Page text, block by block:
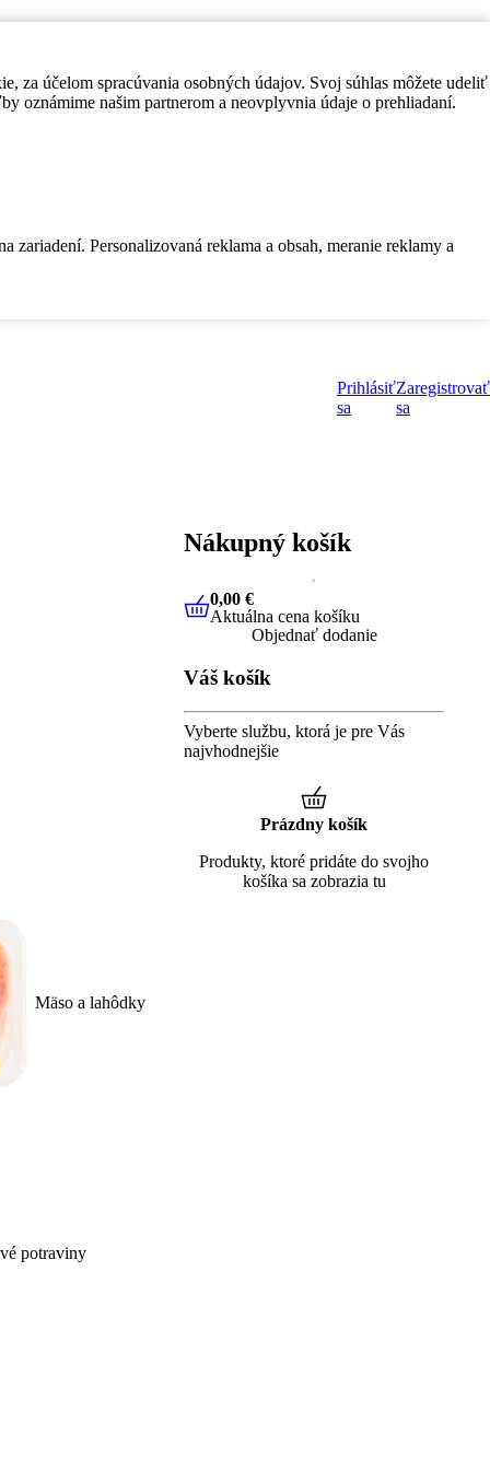
za účelom spracúvania osobných údajov. Svoj súhlas môžete udeliť
oznámime našim partnerom a neovplyvnia údaje o prehliadaní.
Personalizovaná reklama a obsah, meranie reklamy a
Prihlásiť
sa
Zaregistrovať
sa
Mäso a lahôdky
potraviny
Nákupný košík
0,00 €Aktuálna cena košíku
0,00 €
Aktuálna cena košíku
Objednať dodanie
Váš košík
Vyberte službu, ktorá je pre Vás
najvhodnejšie
Prázdny košík
Produkty, ktoré pridáte do svojho
košíka sa zobrazia tu